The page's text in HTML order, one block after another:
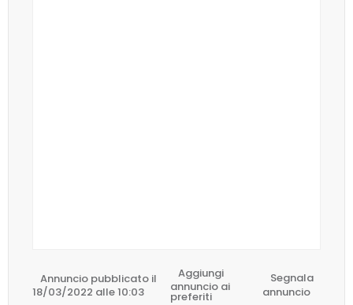
Annuncio pubblicato il
18/03/2022 alle 10:03
Aggiungi
annuncio ai
preferiti
Segnala
annuncio